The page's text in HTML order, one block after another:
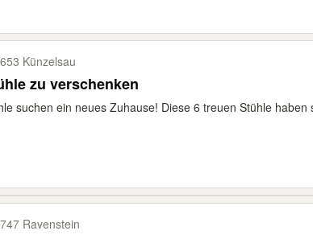
Künzelsau
zu verschenken
suchen ein neues Zuhause! Diese 6 treuen Stühle
Ravenstein